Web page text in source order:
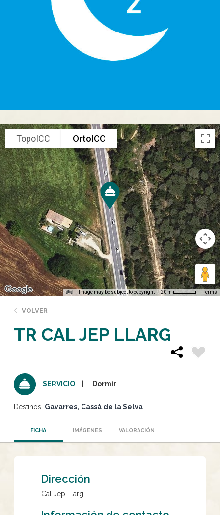
TopoICC OrtoICC
Image may be subject to copyright 20 m Terms
VOLVER
TR CAL JEP LLARG
SERVICIO Dormir
Destinos: Gavarres Cassà de la Selva
FICHA IMÁGENES VALORACIÓN
Dirección
Cal Jep Llarg